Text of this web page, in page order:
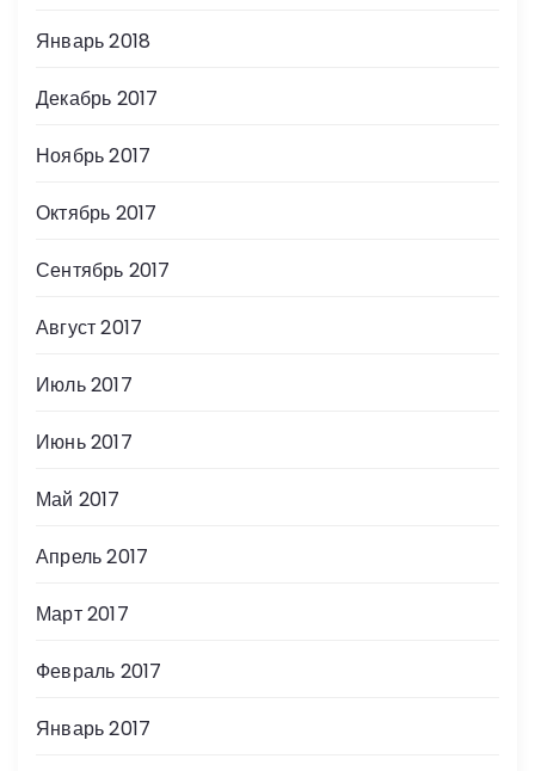
Январь 2018
Декабрь 2017
Ноябрь 2017
Октябрь 2017
Сентябрь 2017
Август 2017
Июль 2017
Июнь 2017
Май 2017
Апрель 2017
Март 2017
Февраль 2017
Январь 2017